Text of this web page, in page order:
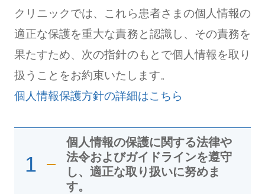
クリニックでは、これら患者さまの個人情報の
適正な保護を重大な責務と認識し、その責務を
果たすため、次の指針のもとで個人情報を取り
扱うことをお約束いたします。
個人情報保護方針の詳細はこちら
1
個人情報の保護に関する法律や
法令およびガイドラインを遵守
し、適正な取り扱いに努めま
す。